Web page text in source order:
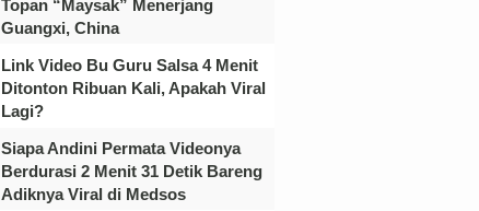
Topan “Maysak” Menerjang
Guangxi, China
Link Video Bu Guru Salsa 4 Menit
Ditonton Ribuan Kali, Apakah Viral
Lagi?
Siapa Andini Permata Videonya
Berdurasi 2 Menit 31 Detik Bareng
Adiknya Viral di Medsos